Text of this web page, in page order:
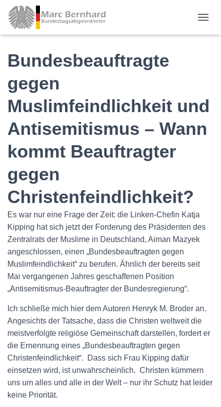
Bundesbeauftragte
gegen
Muslimfeindlichkeit und
Antisemitismus – Wann
kommt Beauftragter
gegen
Christenfeindlichkeit?
Es war nur eine Frage der Zeit: die Linken-Chefin Katja
Kipping hat sich jetzt der Forderung des Präsidenten des
Zentralrats der Muslime in Deutschland, Aiman Mazyek
angeschlossen, einen „Bundesbeauftragten gegen
Muslimfeindlichkeit“ zu berufen. Ähnlich der bereits seit
Mai vergangenen Jahres geschaffenen Position
„Antisemitismus-Beauftragter der Bundesregierung“.
Ich schließe mich hier dem Autoren Henryk M. Broder an.
Angesichts der Tatsache, dass die Christen weltweit die
meistverfolgte religiöse Gemeinschaft darstellen, fordert er
die Ernennung eines „Bundesbeauftragten gegen
Christenfeindlichkeit“. Dass sich Frau Kipping dafür
einsetzen wird, ist unwahrscheinlich. Christen kümmern
uns um alles und alle in der Welt – nur ihr Schutz hat leider
keine Priorität.